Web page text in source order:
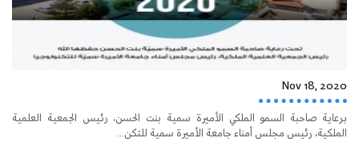
Nov 18, 2020
برعاية صاحبة السمو الملكي الأميرة سمية بنت الحسن، رئيس الجمعية العلمية
الملكية، رئيس مجلس أمناء جامعة الأميرة سمية للتكن...